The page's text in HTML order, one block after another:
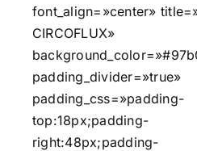
font_align=»center»
CIRCOFLUX»
padding_divider=»true»
padding_css=»padding-
top:18px;padding-
right:48px;padding-